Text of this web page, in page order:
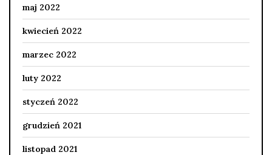
maj 2022
kwiecień 2022
marzec 2022
luty 2022
styczeń 2022
grudzień 2021
listopad 2021